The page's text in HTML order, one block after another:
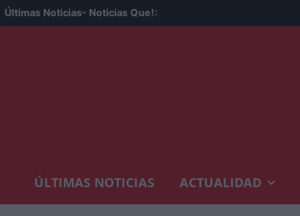
Últimas Noticias- Noticias Que!:
ÚLTIMAS NOTICIAS ACTUALIDAD